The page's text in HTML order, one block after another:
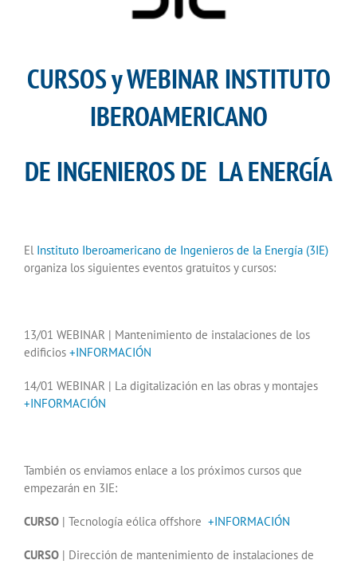
CURSOS y WEBINAR INSTITUTO
IBEROAMERICANO
DE INGENIEROS DE LA ENERGÍA
El Instituto Iberoamericano de Ingenieros de la Energía (3IE)
organiza los siguientes eventos gratuitos y cursos:
13/01 WEBINAR | Mantenimiento de instalaciones de los
edificios +INFORMACIÓN
14/01 WEBINAR | La digitalización en las obras y montajes
+INFORMACIÓN
También os enviamos enlace a los próximos cursos que
empezarán en 3IE:
CURSO | Tecnología eólica offshore +INFORMACIÓN
CURSO | Dirección de mantenimiento de instalaciones de